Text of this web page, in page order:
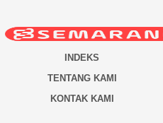
INDEKS
TENTANG KAMI
KONTAK KAMI